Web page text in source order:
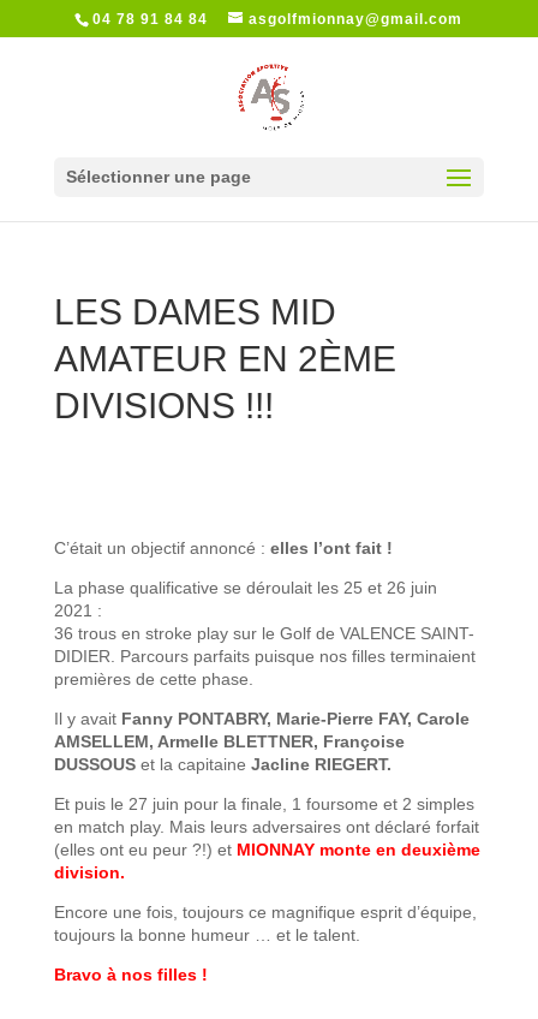
04 78 91 84 84 asgolfmionnay@gmail.com
Sélectionner une page
LES DAMES MID
AMATEUR EN 2ÈME
DIVISIONS !!!
C’était un objectif annoncé : elles l’ont fait !
La phase qualificative se déroulait les 25 et 26 juin
2021 :
36 trous en stroke play sur le Golf de VALENCE SAINT-
DIDIER. Parcours parfaits puisque nos filles terminaient
premières de cette phase.
Il y avait Fanny PONTABRY, Marie-Pierre FAY, Carole
AMSELLEM, Armelle BLETTNER, Françoise
DUSSOUSet la capitaine Jacline RIEGERT.
Et puis le 27 juin pour la finale, 1 foursome et 2 simples
en match play. Mais leurs adversaires ont déclaré forfait
(elles ont eu peur ?!) et MIONNAY monte en deuxième
division.
Encore une fois, toujours ce magnifique esprit d’équipe,
toujours la bonne humeur … et le talent.
Bravo à nos filles !